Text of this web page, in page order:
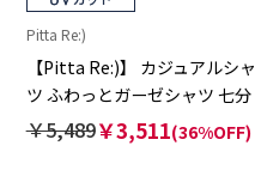
Pitta Re:)
【Pitta Re:)】 カジュアルシャ
ツ ふわっとガーゼシャツ 七分
袖 綿100% レディース
￥5,489￥3,511(36%OFF)